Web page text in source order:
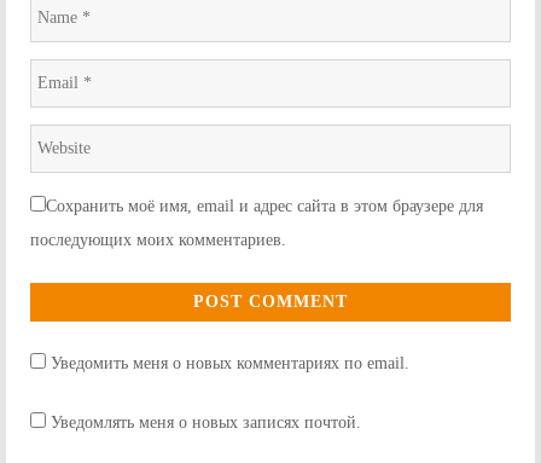
Name
*
Email
*
Website
*
Сохранить моё имя, email и адрес сайта в этом браузере для
последующих моих комментариев.
Уведомить меня о новых комментариях по email.
Уведомлять меня о новых записях почтой.